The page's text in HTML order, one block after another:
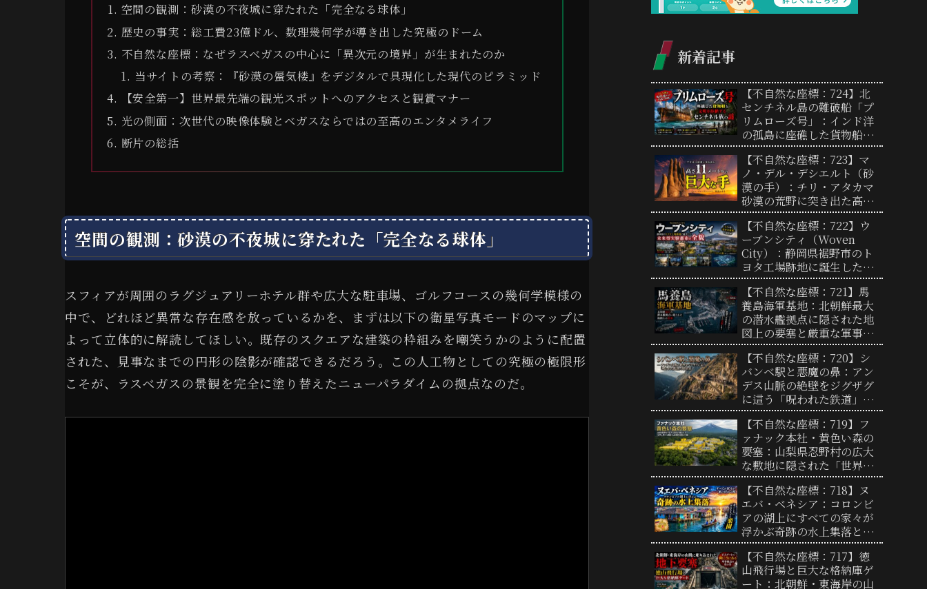
空間の観測：砂漠の不夜城に穿たれた「完全なる球体」
歴史の事実：総工費23億ドル、数理幾何学が導き出した究極のドーム
不自然な座標：なぜラスベガスの中心に「異次元の境界」が生まれたのか
当サイトの考察：『砂漠の蜃気楼』をデジタルで具現化した現代のピラミッド
【安全第一】世界最先端の観光スポットへのアクセスと観賞マナー
光の側面：次世代の映像体験とベガスならではの至高のエンタメライフ
断片の総括
空間の観測：砂漠の不夜城に穿たれた「完全なる球体」
スフィアが周囲のラグジュアリーホテル群や広大な駐車場、ゴルフコースの幾何学模様の
中で、どれほど異常な存在感を放っているかを、まずは以下の衛星写真モードのマップに
よって立体的に解読してほしい。既存のスクエアな建築の枠組みを嘲笑うかのように配置
された、見事なまでの円形の陰影が確認できるだろう。この人工物としての究極の極限形
こそが、ラスベガスの景観を完全に塗り替えたニューパラダイムの拠点なのだ。
新着記事
【不自然な座標：724】北
センチネル島の難破船「プ
リムローズ号」：インド洋
の孤島に座礁した貨物船と
文明を拒絶するセンチネル
族の謎
【不自然な座標：723】マ
ノ・デル・デシエルト（砂
漠の手）：チリ・アタカマ
砂漠の荒野に突き出た高さ
11メートルの巨大な彫刻と
奇妙な景観の謎
【不自然な座標：722】ウ
ーブンシティ（Woven
City）：静岡県裾野市のト
ヨタ工場跡地に誕生した未
来型実験都市の全貌と「リ
アルな街」の謎
【不自然な座標：721】馬
養島海軍基地：北朝鮮最大
の潜水艦拠点に隠された地
図上の要塞と厳重な軍事境
界線の実態
【不自然な座標：720】シ
バンベ駅と悪魔の鼻：アン
デス山脈の絶壁をジグザグ
に這う「呪われた鉄道」の
終着点と驚異の地形
【不自然な座標：719】フ
ァナック本社・黄色い森の
要塞：山梨県忍野村の広大
な敷地に隠された「世界工
場の心臓部」と圧倒的支配
力の謎
【不自然な座標：718】ヌ
エバ・ベネシア：コロンビ
アの湖上にすべての家々が
浮かぶ奇跡の水上集落と、
過酷な自然を生き抜く人々
の歴史
【不自然な座標：717】徳
山飛行場と巨大な格納庫ゲ
ート：北朝鮮・東海岸の山